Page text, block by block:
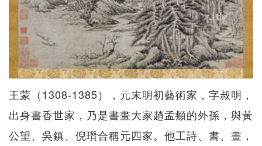
王蒙（1308-1385），元末明初藝術家，字叔明，
出身書香世家，乃是書畫大家趙孟頫的外孫，與黃
公望、吳鎮、倪瓚合稱元四家。他工詩、書、畫，